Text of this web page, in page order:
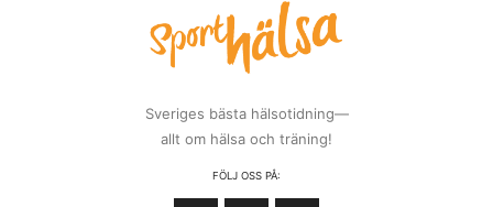
Sveriges bästa hälsotidning—
allt om hälsa och träning!
FÖLJ OSS PÅ: